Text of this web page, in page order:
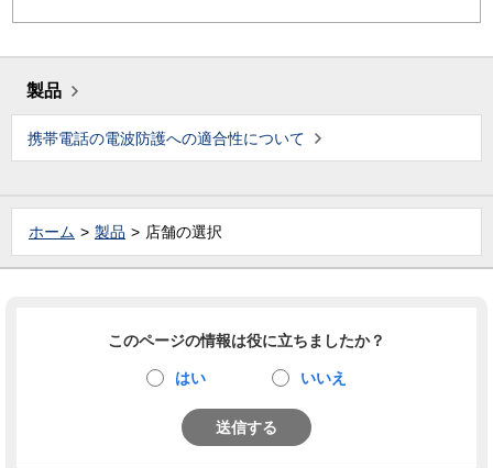
製品
携帯電話の電波防護への適合性について
ホーム 製品 店舗の選択
このページの情報は役に立ちましたか？
はい いいえ
送信する